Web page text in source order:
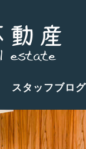
スタッフブログ